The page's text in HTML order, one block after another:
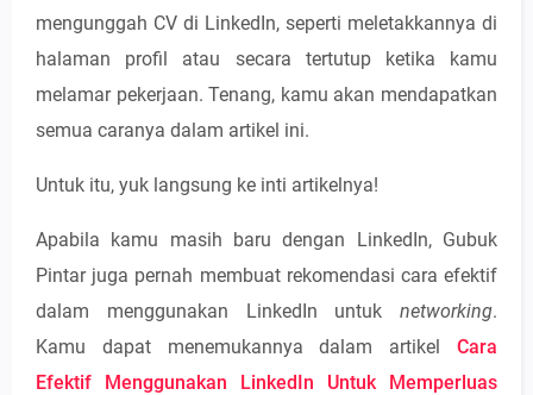
mengunggah CV di LinkedIn, seperti meletakkannya di
halaman profil atau secara tertutup ketika kamu
melamar pekerjaan. Tenang, kamu akan mendapatkan
semua caranya dalam artikel ini.
Untuk itu, yuk langsung ke inti artikelnya!
Apabila kamu masih baru dengan LinkedIn, Gubuk
Pintar juga pernah membuat rekomendasi cara efektif
dalam menggunakan LinkedIn untuk networking.
Kamu dapat menemukannya dalam artikel Cara
Efektif Menggunakan LinkedIn Untuk Memperluas